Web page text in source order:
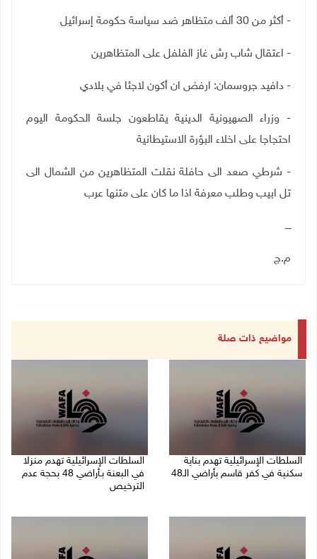
- أكثر من 30 ألف متظاهر ضد سياسة حكومة إسرائيل
- اعتقال شاب رش غاز الفلفل على المتظاهرين
- دافيد جروسمان: ارفض ان أكون لاجئا في بلادي
- وزراء الصهيونية الدينية يقاطعون جلسة الحكومة اليوم
احتجاجا على اخلاء البؤرة الاستيطانية
- شرطي صعد الى حافلة نقلت المتظاهرين من الشمال الى
تل ابيب وطلب معرفة اذا ما كان على متنها عرب
ــــ
م.ج
مواضيع ذات صلة
السلطات الإسرائيلية تهدم بناية
سكنية في كفر قاسم بأراضي الـ48
السلطات الإسرائيلية تهدم منزلا
في البعنة بـأراضي 48 بحجة عدم
الترخيص